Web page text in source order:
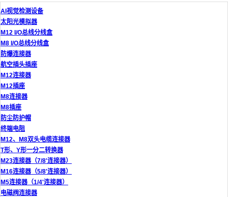
AI视觉检测设备
太阳光模拟器
M12 I/O总线分线盒
M8 I/O总线分线盒
防爆连接器
航空插头插座
M12连接器
M12插座
M8连接器
M8插座
防尘防护帽
终端电阻
M12、M8双头电缆连接器
T形、Y形一分二转换器
M23连接器（7/8'连接器）
M16连接器（5/8'连接器）
M5连接器（1/4'连接器）
电磁阀连接器